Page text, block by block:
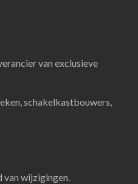
van exclusieve
schakelkastbouwers,
van wijzigingen.